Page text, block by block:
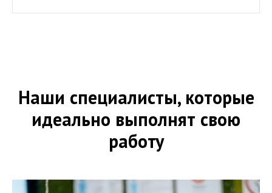
Наши специалисты, которые
идеально выполнят свою
работу